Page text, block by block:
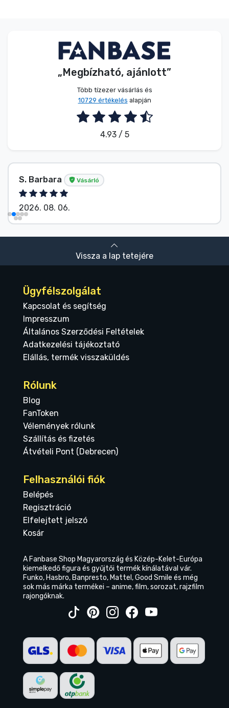
„Megbízható, ajánlott”
Több tízezer vásárlás és
10729 értékelés alapján
4.93 / 5
S. Barbara Vásárló
2026. 08. 06.
Vissza a lap tetejére
Ügyfélszolgálat
Kapcsolat és segítség
Impresszum
Általános Szerződési Feltételek
Adatkezelési tájékoztató
Elállás, termék visszaküldés
Rólunk
Blog
FanToken
Vélemények rólunk
Szállítás és fizetés
Átvételi Pont (Debrecen)
Felhasználói fiók
Belépés
Regisztráció
Elfelejtett jelszó
Kosár
A Fanbase Shop Magyarország és Közép-Kelet-Európa
kiemelkedő figura és gyűjtői termék kínálatával vár.
Funko, Hasbro, Banpresto, Mattel, Good Smile és még
sok más márka termékei – anime, film, sorozat, rajzfilm
rajongóknak.
Terméktípusok